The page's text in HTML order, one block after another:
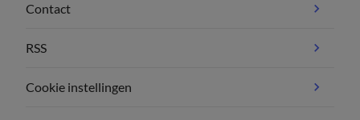
Contact
RSS
Cookie instellingen